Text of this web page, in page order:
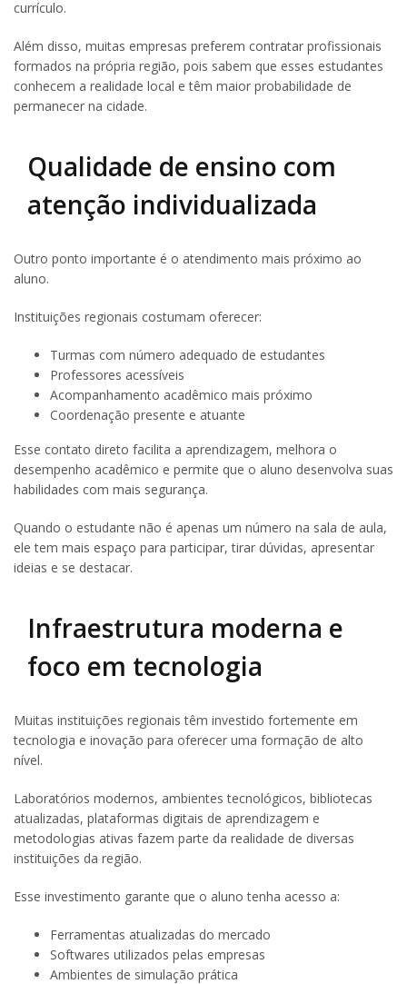
currículo.
Além disso, muitas empresas preferem contratar profissionais
formados na própria região, pois sabem que esses estudantes
conhecem a realidade local e têm maior probabilidade de
permanecer na cidade.
Qualidade de ensino com
atenção individualizada
Outro ponto importante é o atendimento mais próximo ao
aluno.
Instituições regionais costumam oferecer:
Turmas com número adequado de estudantes
Professores acessíveis
Acompanhamento acadêmico mais próximo
Coordenação presente e atuante
Esse contato direto facilita a aprendizagem, melhora o
desempenho acadêmico e permite que o aluno desenvolva suas
habilidades com mais segurança.
Quando o estudante não é apenas um número na sala de aula,
ele tem mais espaço para participar, tirar dúvidas, apresentar
ideias e se destacar.
Infraestrutura moderna e
foco em tecnologia
Muitas instituições regionais têm investido fortemente em
tecnologia e inovação para oferecer uma formação de alto
nível.
Laboratórios modernos, ambientes tecnológicos, bibliotecas
atualizadas, plataformas digitais de aprendizagem e
metodologias ativas fazem parte da realidade de diversas
instituições da região.
Esse investimento garante que o aluno tenha acesso a:
Ferramentas atualizadas do mercado
Softwares utilizados pelas empresas
Ambientes de simulação prática